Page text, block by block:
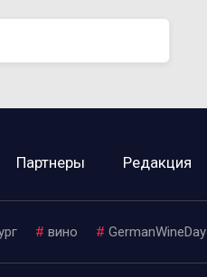
Партнеры Редакция
# вино # GermanWineDay